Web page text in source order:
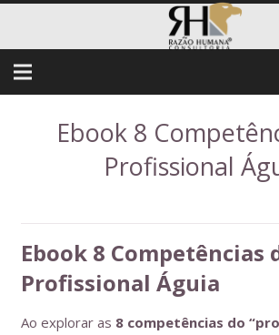
Ebook 8
Profissional
Ebook 8 Competências
Profissional Águia
Ao explorar as 8 competências do